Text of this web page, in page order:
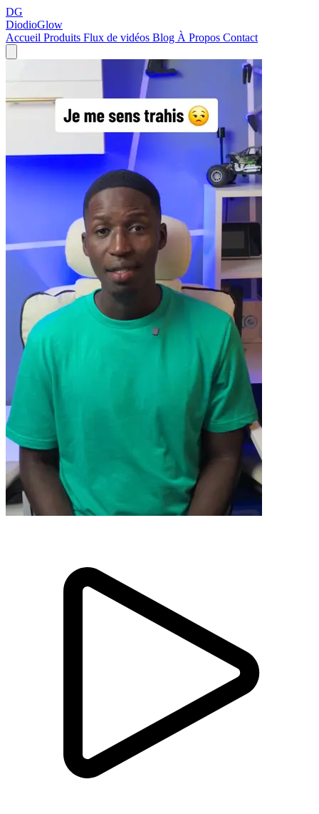
DG
DiodioGlow
Accueil Produits Flux de vidéos Blog À Propos Contact